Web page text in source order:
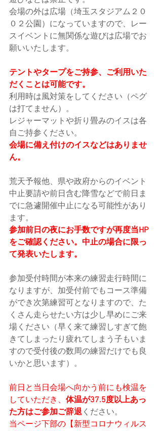
会場の外は広場（埼玉スタジアム２０
０２公園）になっていますので、レー
スイベントに無関係な遊びは広場でお
願いいたします。
テントやタープをご持参、ご利用いた
だくことは可能です。
利用時は風対策をしてください（ペグ
は打てません）。
レジャーマットや折り畳みのイスは各
自ご持参ください。
会場に備え付けのイスなどはありませ
ん。
荒天予報他、県や政府からのイベント
中止要請や前日含む降雪などで前日ま
でに急遽開催中止になる可能性があり
ます。
参加前日の夜にお手数ですが再度当HP
をご確認ください。中止の場合に限っ
て発表いたします。
参加受付時間が本来の練習走行時間に
なりますが、加受付前でもコース準備
ができ次第練習可となりますので、た
くさん走らせたい方は少し早めにご来
場ください（早く来て練習しすぎて飽
きてしまったり疲れてしまう子もいま
すので受付後の数周の練習だけでも良
いかと思います）。
前日と当日会場へ向かう前にも検温を
していただき、 体温が37.5度以上あっ
た方はご参加ご辞退 ください。
当ページ下部の【新型コロナウィルス